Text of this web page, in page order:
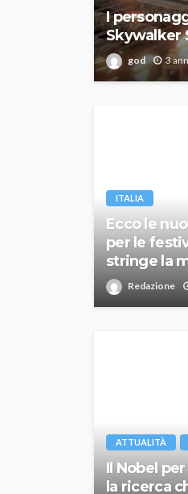
I
Skywalker
god 3
ITALIA
Ecco le
per le
stringe la
Redazione
ATTUALITÀ
Il Nobel
la ricerca